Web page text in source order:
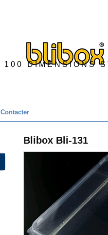
100 DIMENSIONS
Contacter
Blibox Bli-131